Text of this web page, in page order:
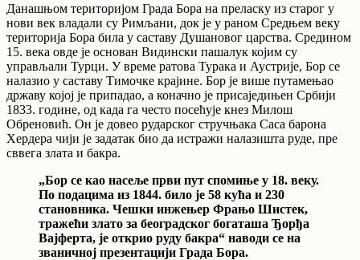
Данашњом територијом Града Бора на преласку из старог у
нови век владали су Римљани, док је у раном Средњем веку
територија Бора била у саставу Душановог царства. Средином
15. века овде је основан Видински пашалук којим су
управљали Турци. У време ратова Турака и Аустрије, Бор се
налазио у саставу Тимочке крајине. Бор је више путамењао
државу којој је припадао, а коначно је присаједињен Србији
1833. године, од када га често посећује кнез Милош
Обреновић. Он је довео рударског стручњака Саса барона
Хердера чији је задатак био да истражи налазишта руде, пре
сввега злата и бакра.
„Бор се као насеље први пут спомиње у 18. веку.
По подацима из 1844. било је 58 кућа и 230
становника. Чешки инжењер Фрањо Шистек,
тражећи злато за београдског богаташа Ђорђа
Вајферта, је открио руду бакра“ наводи се на
званичној презентацији Града Бора.